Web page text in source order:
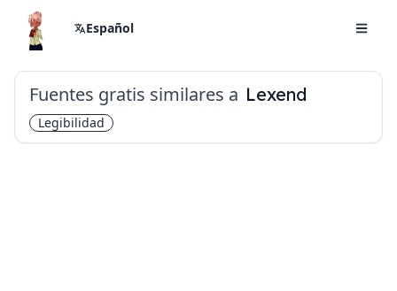
Español
Fuentes gratis similares a Lexend
Legibilidad